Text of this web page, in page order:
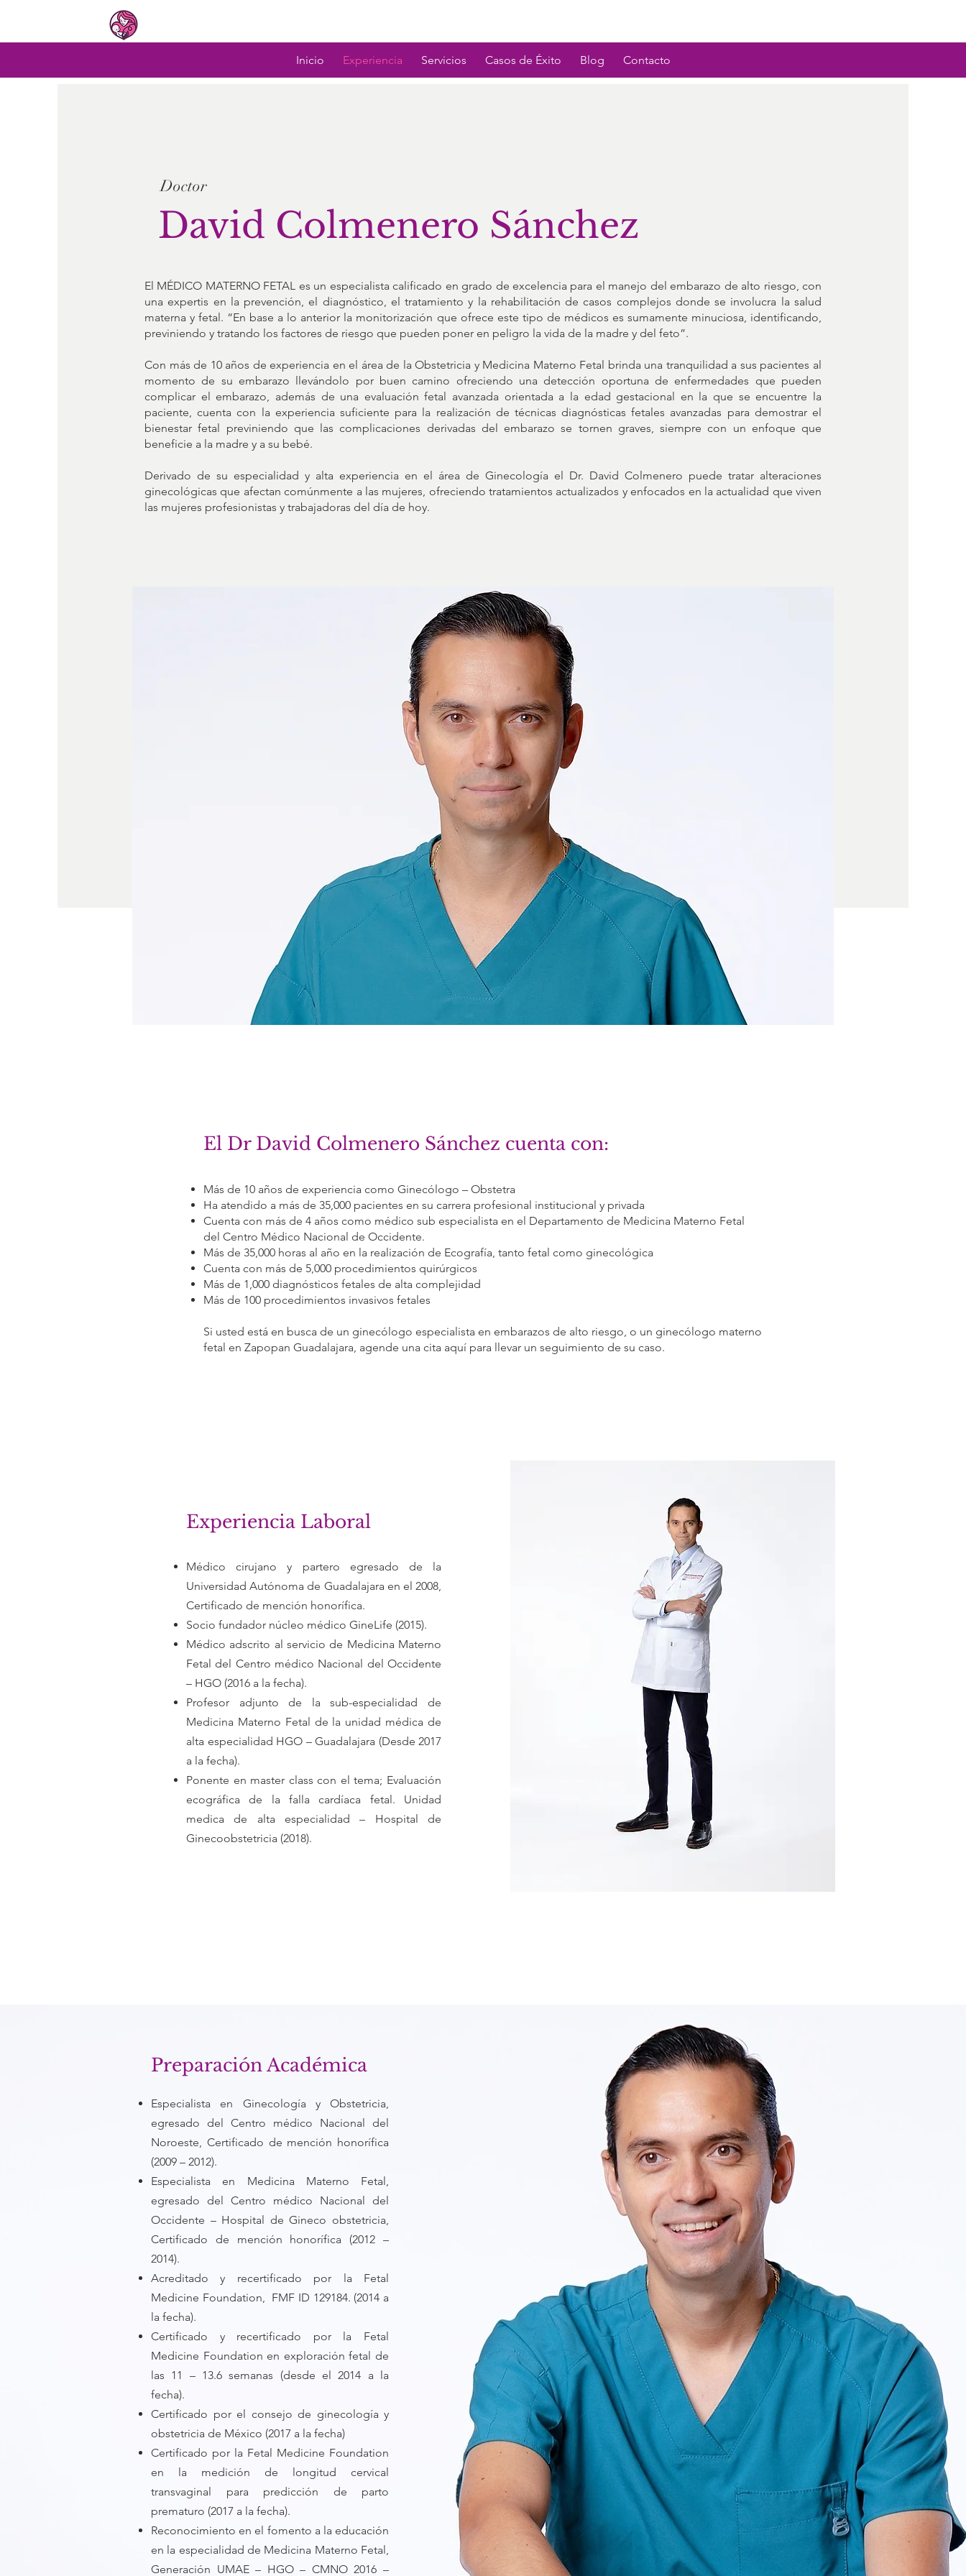
Inicio Experiencia Servicios Casos de Éxito Blog Contacto
Doctor
David Colmenero Sánchez
El MÉDICO MATERNO FETAL es un especialista calificado en grado de excelencia para el manejo del embarazo de alto riesgo, con
una expertis en la prevención, el diagnóstico, el tratamiento y la rehabilitación de casos complejos donde se involucra la salud
materna y fetal. “En base a lo anterior la monitorización que ofrece este tipo de médicos es sumamente minuciosa, identificando,
previniendo y tratando los factores de riesgo que pueden poner en peligro la vida de la madre y del feto”.
Con más de 10 años de experiencia en el área de la Obstetricia y Medicina Materno Fetal brinda una tranquilidad a sus pacientes al
momento de su embarazo llevándolo por buen camino ofreciendo una detección oportuna de enfermedades que pueden
complicar el embarazo, además de una evaluación fetal avanzada orientada a la edad gestacional en la que se encuentre la
paciente, cuenta con la experiencia suficiente para la realización de técnicas diagnósticas fetales avanzadas para demostrar el
bienestar fetal previniendo que las complicaciones derivadas del embarazo se tornen graves, siempre con un enfoque que
beneficie a la madre y a su bebé.
Derivado de su especialidad y alta experiencia en el área de Ginecología el Dr. David Colmenero puede tratar alteraciones
ginecológicas que afectan comúnmente a las mujeres, ofreciendo tratamientos actualizados y enfocados en la actualidad que viven
las mujeres profesionistas y trabajadoras del día de hoy.
El Dr David Colmenero Sánchez cuenta con:
Más de 10 años de experiencia como Ginecólogo – Obstetra
Ha atendido a más de 35,000 pacientes en su carrera profesional institucional y privada
Cuenta con más de 4 años como médico sub especialista en el Departamento de Medicina Materno Fetal
del Centro Médico Nacional de Occidente.
Más de 35,000 horas al año en la realización de Ecografía, tanto fetal como ginecológica
Cuenta con más de 5,000 procedimientos quirúrgicos
Más de 1,000 diagnósticos fetales de alta complejidad
Más de 100 procedimientos invasivos fetales
Si usted está en busca de un ginecólogo especialista en embarazos de alto riesgo, o un ginecólogo materno
fetal en Zapopan Guadalajara, agende una cita aquí para llevar un seguimiento de su caso.
Experiencia Laboral
Médico cirujano y partero egresado de la
Universidad Autónoma de Guadalajara en el 2008,
Certificado de mención honorífica.
Socio fundador núcleo médico GineLife (2015).
Médico adscrito al servicio de Medicina Materno
Fetal del Centro médico Nacional del Occidente
– HGO (2016 a la fecha).
Profesor adjunto de la sub-especialidad de
Medicina Materno Fetal de la unidad médica de
alta especialidad HGO – Guadalajara (Desde 2017
a la fecha).
Ponente en master class con el tema; Evaluación
ecográfica de la falla cardíaca fetal. Unidad
medica de alta especialidad – Hospital de
Ginecoobstetricia (2018).
Preparación Académica
Especialista en Ginecología y Obstetricia,
egresado del Centro médico Nacional del
Noroeste, Certificado de mención honorífica
(2009 – 2012).
Especialista en Medicina Materno Fetal,
egresado del Centro médico Nacional del
Occidente – Hospital de Gineco obstetricia,
Certificado de mención honorífica (2012 –
2014).
Acreditado y recertificado por la Fetal
Medicine Foundation, FMF ID 129184. (2014 a
la fecha).
Certificado y recertificado por la Fetal
Medicine Foundation en exploración fetal de
las 11 – 13.6 semanas (desde el 2014 a la
fecha).
Certificado por el consejo de ginecología y
obstetricia de México (2017 a la fecha)
Certificado por la Fetal Medicine Foundation
en la medición de longitud cervical
transvaginal para predicción de parto
prematuro (2017 a la fecha).
Reconocimiento en el fomento a la educación
en la especialidad de Medicina Materno Fetal,
Generación UMAE – HGO – CMNO 2016 –